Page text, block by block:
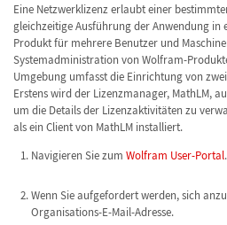
Eine Netzwerklizenz erlaubt einer
gleichzeitige Ausführung der Anwendung in
Produkt für mehrere Benutzer und
Systemadministration von Wolfram-
Umgebung umfasst die Einrichtung von
Erstens wird der Lizenzmanager, MathLM,
um die Details der Lizenzaktivitäten zu
als ein Client von MathLM installiert.
Navigieren Sie zum Wolfram User-Portal.
Wenn Sie aufgefordert werden, sich
Organisations-E-Mail-Adresse.